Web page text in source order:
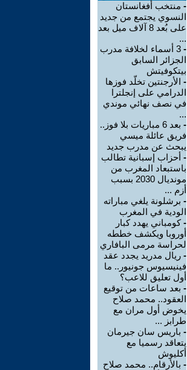
- منتخب أفغانستان
النسوي يجتمع من جديد
على بُعد 8 آلاف ميل بعد
...
-
3 أسماء لخلافة مدرب
الجزائر السابق
بيتكوفيتش
- الأرجنتين تخلّد فوزها
الدرامي على إنجلترا
في نصف نهائي موندي
...
-
بعد 6 مباريات بلا فوز..
فريق عائلة ميسي
يبحث عن مدرب جديد
- أحزاب إسبانية تطالب
باستبعاد المغرب من
مونديال 2030 بسبب
أزم ...
- برشلونة يلغي مباراته
الودية في المغرب
-كومباني يهدد كبار
أوروبا ويكشف خططه
لحراسة مرمى البافاري
- ريال مدريد يجدد عقد
فينيسيوس جونيور.. ما
أول تعليق للاعب؟
- بعد ساعات من توقيع
العقود.. محمد صلاح
يخوض أول مران مع
طرابز ...
- باريس سان جيرمان
يتعاقد رسميا مع
أكليوش
- بالأرقام.. محمد صلاح